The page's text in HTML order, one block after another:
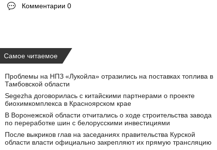
Комментарии 0
Самое читаемое
Проблемы на НПЗ «Лукойла» отразились на поставках топлива в
Тамбовской области
Segezha договорилась с китайскими партнерами о проекте
биохимкомплекса в Красноярском крае
В Воронежской области отчитались о ходе строительства завода
по переработке шин с белорусскими инвестициями
После выкриков глав на заседаниях правительства Курской
области власти официально закрепляют их прямую трансляцию